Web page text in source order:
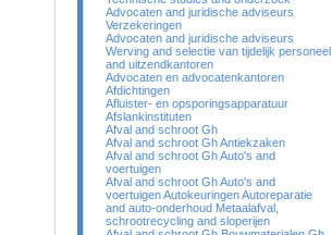
Advocaten and juridische adviseurs
Verzekeringen
Advocaten and juridische adviseurs
Werving and selectie van tijdelijk personeel
and uitzendkantoren
Advocaten en advocatenkantoren
Afdichtingen
Afluister- en opsporingsapparatuur
Afslankinstituten
Afval and schroot Gh
Afval and schroot Gh Antiekzaken
Afval and schroot Gh Auto's and
voertuigen
Afval and schroot Gh Auto's and
voertuigen Autokeuringen Autoreparatie
and auto-onderhoud Metaalafval,
schrootrecycling and sloperijen